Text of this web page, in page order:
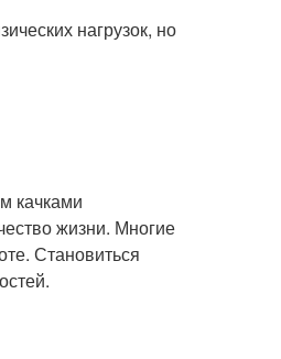
нагрузок, но
качками
жизни. Многие
Становиться